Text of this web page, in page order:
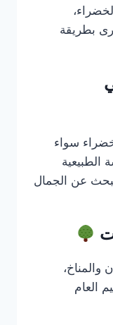
بطريقة
سواء
عن الجمال
والمناخ،
العام